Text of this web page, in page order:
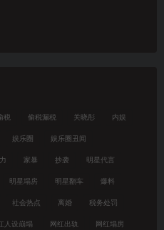
税 偷税漏税 关晓彤 内娱
娱乐圈 娱乐圈丑闻
家暴 抄袭 明星代言
明星塌房 明星翻车 爆料
社会热点 离婚 税务处罚
人设崩塌 网红出轨 网红塌房